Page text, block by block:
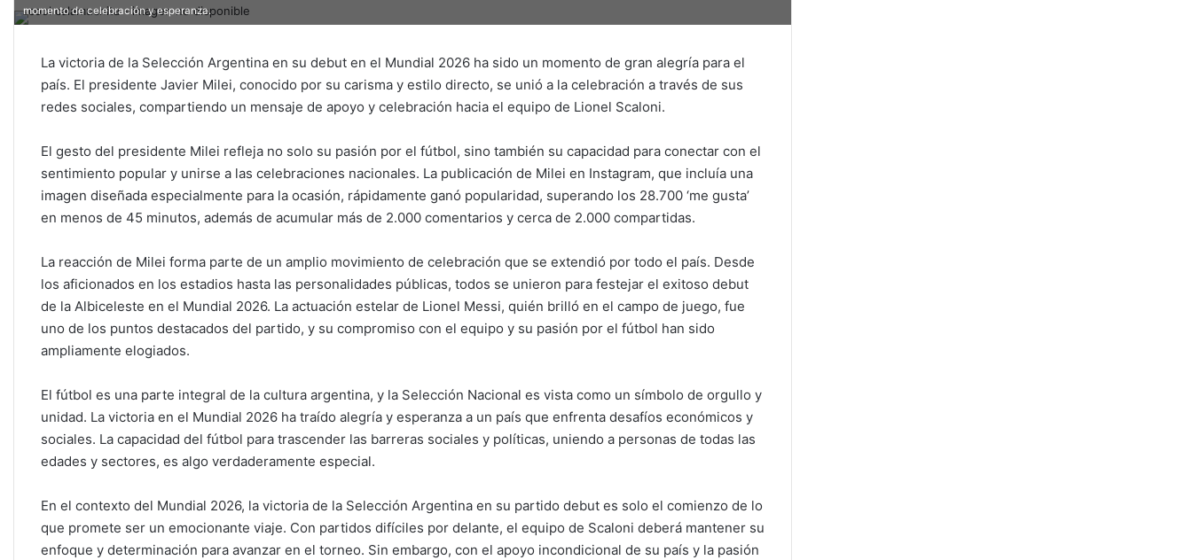
momento de celebración y esperanza.
La victoria de la Selección Argentina en su debut en el Mundial 2026 ha sido un momento de gran alegría para el
país. El presidente Javier Milei, conocido por su carisma y estilo directo, se unió a la celebración a través de sus
redes sociales, compartiendo un mensaje de apoyo y celebración hacia el equipo de Lionel Scaloni.
El gesto del presidente Milei refleja no solo su pasión por el fútbol, sino también su capacidad para conectar con el
sentimiento popular y unirse a las celebraciones nacionales. La publicación de Milei en Instagram, que incluía una
imagen diseñada especialmente para la ocasión, rápidamente ganó popularidad, superando los 28.700 ‘me gusta’
en menos de 45 minutos, además de acumular más de 2.000 comentarios y cerca de 2.000 compartidas.
La reacción de Milei forma parte de un amplio movimiento de celebración que se extendió por todo el país. Desde
los aficionados en los estadios hasta las personalidades públicas, todos se unieron para festejar el exitoso debut
de la Albiceleste en el Mundial 2026. La actuación estelar de Lionel Messi, quién brilló en el campo de juego, fue
uno de los puntos destacados del partido, y su compromiso con el equipo y su pasión por el fútbol han sido
ampliamente elogiados.
El fútbol es una parte integral de la cultura argentina, y la Selección Nacional es vista como un símbolo de orgullo y
unidad. La victoria en el Mundial 2026 ha traído alegría y esperanza a un país que enfrenta desafíos económicos y
sociales. La capacidad del fútbol para trascender las barreras sociales y políticas, uniendo a personas de todas las
edades y sectores, es algo verdaderamente especial.
En el contexto del Mundial 2026, la victoria de la Selección Argentina en su partido debut es solo el comienzo de lo
que promete ser un emocionante viaje. Con partidos difíciles por delante, el equipo de Scaloni deberá mantener su
enfoque y determinación para avanzar en el torneo. Sin embargo, con el apoyo incondicional de su país y la pasión